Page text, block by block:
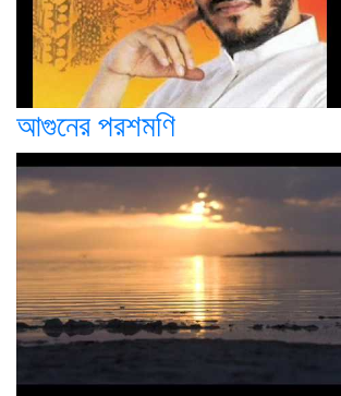
আগুনের পরশমণি